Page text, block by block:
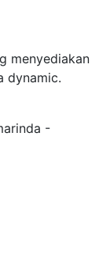
menyediakan
dynamic.
-